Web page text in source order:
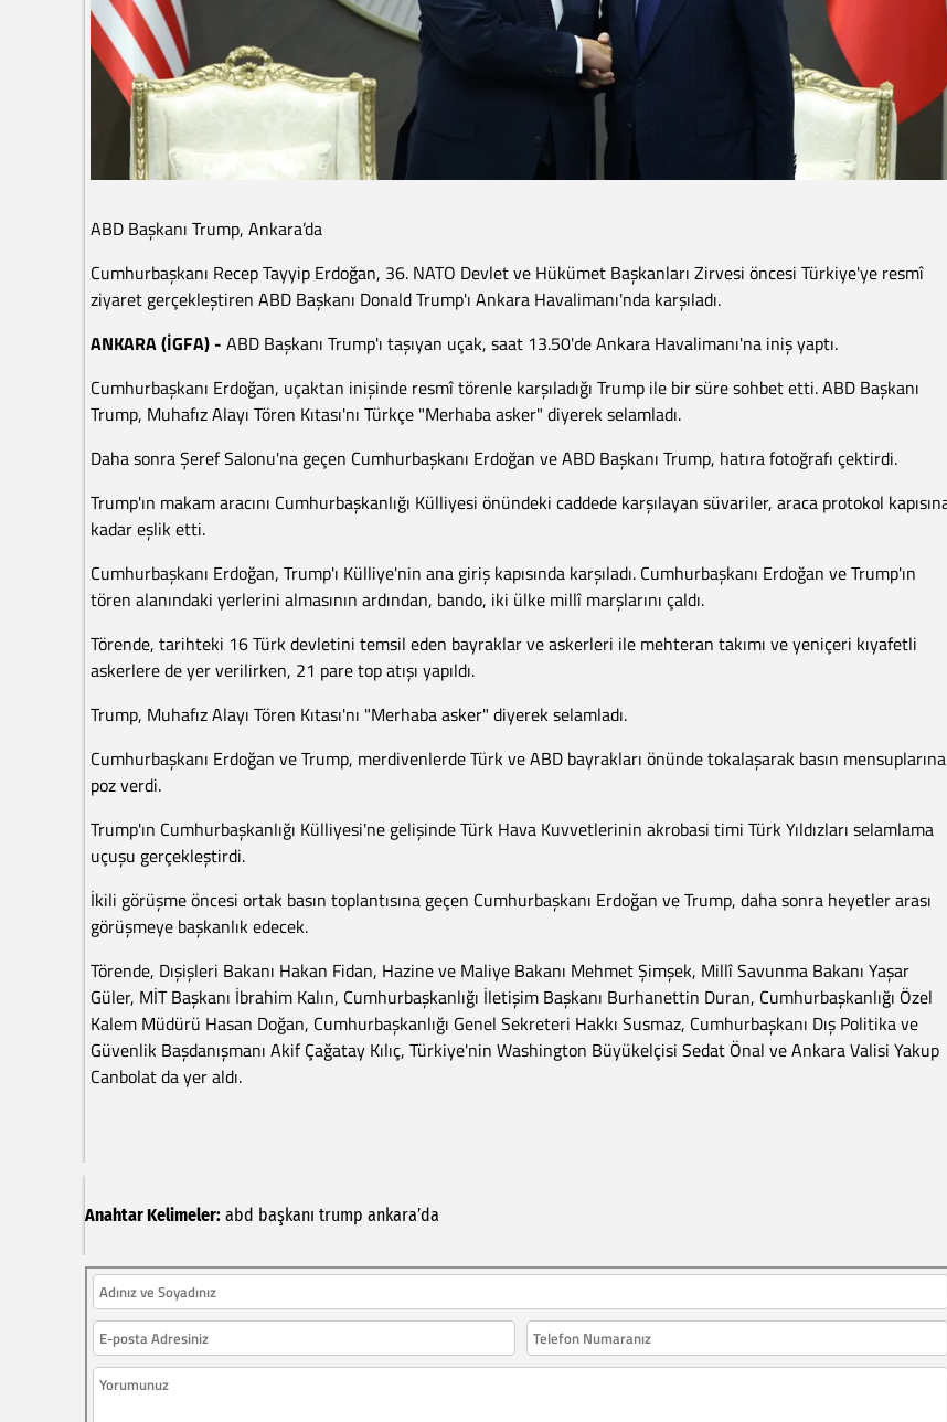
ABD Başkanı Trump, Ankara’da
Cumhurbaşkanı Recep Tayyip Erdoğan, 36. NATO Devlet ve Hükümet Başkanları Zirvesi öncesi Türkiye'ye resmî
ziyaret gerçekleştiren ABD Başkanı Donald Trump'ı Ankara Havalimanı'nda karşıladı.
ANKARA (İGFA) - ABD Başkanı Trump'ı taşıyan uçak, saat 13.50'de Ankara Havalimanı'na iniş yaptı.
Cumhurbaşkanı Erdoğan, uçaktan inişinde resmî törenle karşıladığı Trump ile bir süre sohbet etti. ABD Başkanı
Trump, Muhafız Alayı Tören Kıtası'nı Türkçe "Merhaba asker" diyerek selamladı.
Daha sonra Şeref Salonu'na geçen Cumhurbaşkanı Erdoğan ve ABD Başkanı Trump, hatıra fotoğrafı çektirdi.
Trump'ın makam aracını Cumhurbaşkanlığı Külliyesi önündeki caddede karşılayan süvariler, araca protokol
kadar eşlik etti.
Cumhurbaşkanı Erdoğan, Trump'ı Külliye'nin ana giriş kapısında karşıladı. Cumhurbaşkanı Erdoğan ve Trump'ın
tören alanındaki yerlerini almasının ardından, bando, iki ülke millî marşlarını çaldı.
Törende, tarihteki 16 Türk devletini temsil eden bayraklar ve askerleri ile mehteran takımı ve yeniçeri kıyafetli
askerlere de yer verilirken, 21 pare top atışı yapıldı.
Trump, Muhafız Alayı Tören Kıtası'nı "Merhaba asker" diyerek selamladı.
Cumhurbaşkanı Erdoğan ve Trump, merdivenlerde Türk ve ABD bayrakları önünde tokalaşarak basın mensuplarına
poz verdi.
Trump'ın Cumhurbaşkanlığı Külliyesi'ne gelişinde Türk Hava Kuvvetlerinin akrobasi timi Türk Yıldızları selamlama
uçuşu gerçekleştirdi.
İkili görüşme öncesi ortak basın toplantısına geçen Cumhurbaşkanı Erdoğan ve Trump, daha sonra heyetler arası
görüşmeye başkanlık edecek.
Törende, Dışişleri Bakanı Hakan Fidan, Hazine ve Maliye Bakanı Mehmet Şimşek, Millî Savunma Bakanı Yaşar
Güler, MİT Başkanı İbrahim Kalın, Cumhurbaşkanlığı İletişim Başkanı Burhanettin Duran, Cumhurbaşkanlığı Özel
Kalem Müdürü Hasan Doğan, Cumhurbaşkanlığı Genel Sekreteri Hakkı Susmaz, Cumhurbaşkanı Dış Politika ve
Güvenlik Başdanışmanı Akif Çağatay Kılıç, Türkiye'nin Washington Büyükelçisi Sedat Önal ve Ankara Valisi Yakup
Canbolat da yer aldı.
Anahtar Kelimeler: abd başkanı trump ankara’da